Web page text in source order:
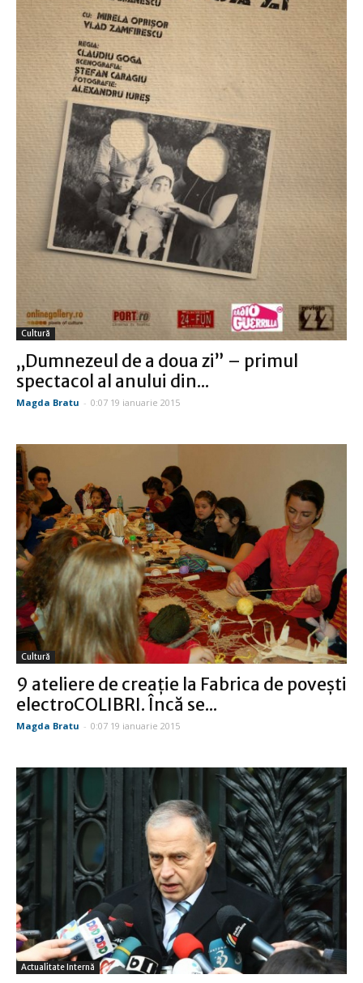
Cultură
„Dumnezeul de a doua zi” – primul
spectacol al anului din...
Magda Bratu - 0:07 19 ianuarie 2015
Cultură
9 ateliere de creație la Fabrica de povești
electroCOLIBRI. Încă se...
Magda Bratu - 0:07 19 ianuarie 2015
Actualitate Internă